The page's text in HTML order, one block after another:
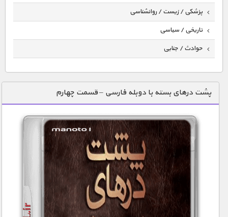
پزشکی / زیست / روانشناسی
تاریخی / سیاسی
حوادث / جنایی
دنیای خوراکی ها
زمین شناسی / محیط زیست
سازه/ معماری/ مهندسی
سرگرمی
شناخت کودکان
علم و فناوری
فرهنگ / هنر
پشت درهای بسته با دوبله فارسی – قسمت چهارم